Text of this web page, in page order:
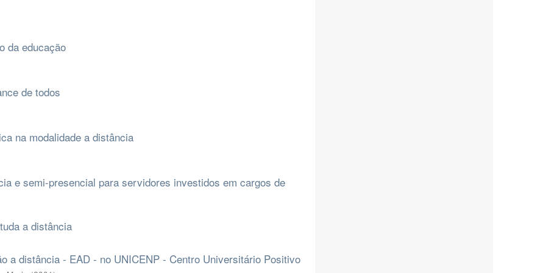
da educação
de todos
na modalidade a distância
e semi-presencial para servidores investidos em cargos de
a distância
a distância - EAD - no UNICENP - Centro Universitário Positivo